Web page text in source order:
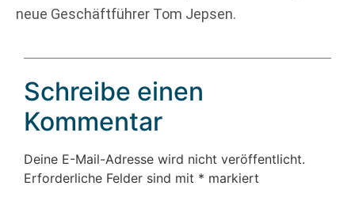
neue Geschäftführer Tom Jepsen.
Schreibe einen
Kommentar
Deine E-Mail-Adresse wird nicht veröffentlicht.
Erforderliche Felder sind mit * markiert